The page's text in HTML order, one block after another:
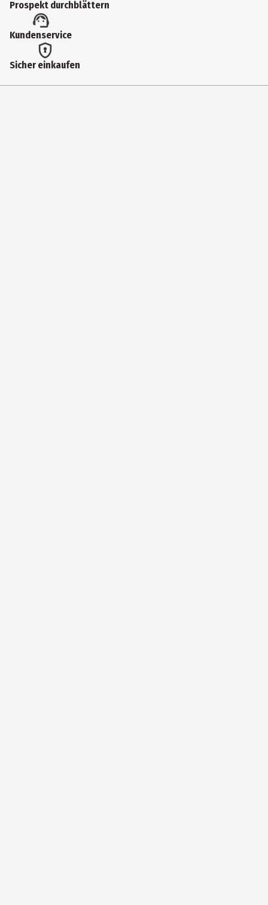
Unilever RA
Herstelleradresse
455, 3013 AL, NL
Prospekt durchblättern
Kundenservice
Sicher einkaufen